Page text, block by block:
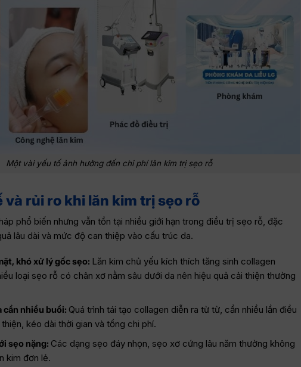
Một vài yếu tố ảnh hưởng đến chi phí lăn kim trị sẹo rỗ
và rủi ro khi lăn kim trị sẹo rỗ
phổ biến nhưng vẫn tồn tại nhiều giới hạn trong điều trị sẹo rỗ, đặc
lâu dài và mức độ can thiệp vào cấu trúc da.
khó xử lý gốc sẹo: Lăn kim chủ yếu kích thích tăng sinh collagen
loại sẹo rỗ có chân xơ nằm sâu dưới da nên hiệu quả cải thiện thường
cần nhiều buổi: Quá trình tái tạo collagen diễn ra từ từ, cần nhiều lần điều
kéo dài thời gian và tổng chi phí.
sẹo nặng: Các dạng sẹo đáy nhọn, sẹo xơ cứng lâu năm thường không
kim đơn lẻ.